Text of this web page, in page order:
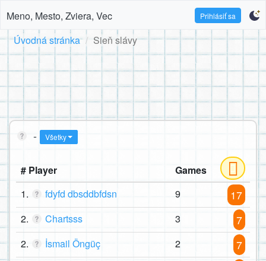
Meno, Mesto, Zviera, Vec Prihlásiť sa
Úvodná stránka Sieň slávy
- Všetky
# Player
Games
1.
fdyfd dbsddbfdsn 9 17
2. Chartsss 3 7
2. İsmail Öngüç 2 7